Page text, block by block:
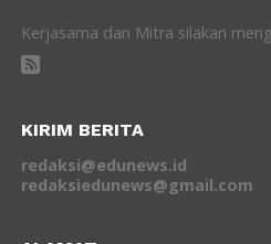
Kerjasama dan Mitra silakan
KIRIM BERITA
redaksi@edunews.id
redaksiedunews@gmail.com